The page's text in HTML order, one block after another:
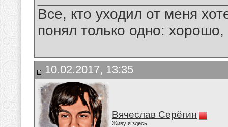
Все, кто уходил от меня
понял только одно:
10.02.2017, 13:35
Вячеслав Серёгин
Живу я здесь